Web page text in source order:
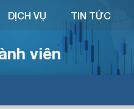
viên
DỊCH VỤ TIN TỨC